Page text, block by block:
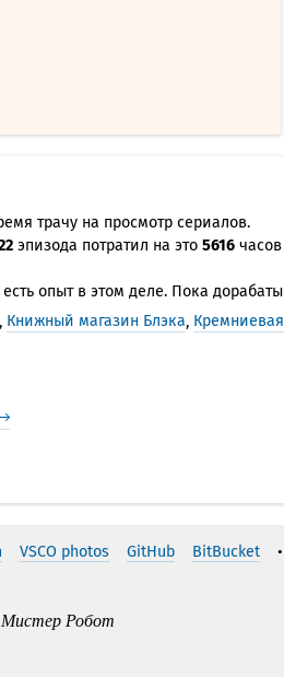
трачу на просмотр сериалов.
эпизода потратил на это5616
опыт в этом деле. Пока
, Книжный магазин Блэка,
VSCO photos GitHub BitBucket
Мистер Робот